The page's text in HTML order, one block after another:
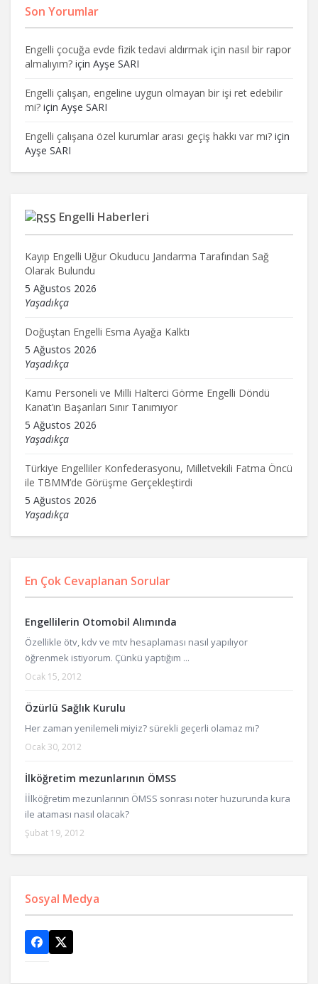
Son Yorumlar
Engelli çocuğa evde fizik tedavi aldırmak için nasıl bir rapor
almalıyım? için Ayşe SARI
Engelli çalışan, engeline uygun olmayan bir işi ret edebilir
mi? için Ayşe SARI
Engelli çalışana özel kurumlar arası geçiş hakkı var mı? için
Ayşe SARI
Engelli Haberleri
Kayıp Engelli Uğur Okuducu Jandarma Tarafından Sağ
Olarak Bulundu
5 Ağustos 2026
Yaşadıkça
Doğuştan Engelli Esma Ayağa Kalktı
5 Ağustos 2026
Yaşadıkça
Kamu Personeli ve Milli Halterci Görme Engelli Döndü
Kanat’ın Başarıları Sınır Tanımıyor
5 Ağustos 2026
Yaşadıkça
Türkiye Engelliler Konfederasyonu, Milletvekili Fatma Öncü
ile TBMM’de Görüşme Gerçekleştirdi
5 Ağustos 2026
Yaşadıkça
En Çok Cevaplanan Sorular
Engellilerin Otomobil Alımında
Özellikle ötv, kdv ve mtv hesaplaması nasıl yapılıyor
öğrenmek istiyorum. Çünkü yaptığım ...
Ocak 15, 2012
Özürlü Sağlık Kurulu
Her zaman yenilemeli miyiz? sürekli geçerli olamaz mı?
Ocak 30, 2012
İlköğretim mezunlarının ÖMSS
İİlköğretim mezunlarının ÖMSS sonrası noter huzurunda kura
ile ataması nasıl olacak?
Şubat 19, 2012
Sosyal Medya